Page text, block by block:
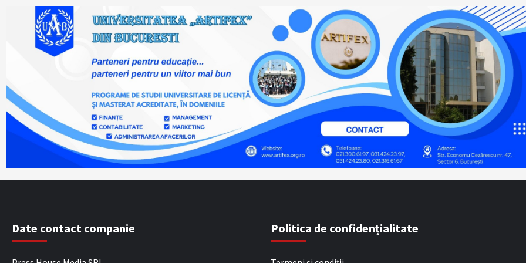
Date contact companie Politica de confidențialitate